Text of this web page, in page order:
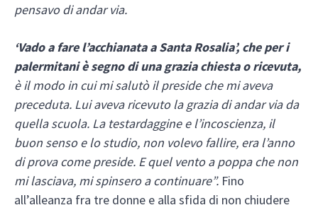
pensavo di andar via.
‘Vado a fare l’acchianata a Santa Rosalia’, che per i
palermitani è segno di una grazia chiesta o ricevuta,
è il modo in cui mi salutò il preside che mi aveva
preceduta. Lui aveva ricevuto la grazia di andar via da
quella scuola. La testardaggine e l’incoscienza, il
buon senso e lo studio, non volevo fallire, era l’anno
di prova come preside. E quel vento a poppa che non
mi lasciava, mi spinsero a continuare”. Fino
all’alleanza fra tre donne e alla sfida di non chiudere